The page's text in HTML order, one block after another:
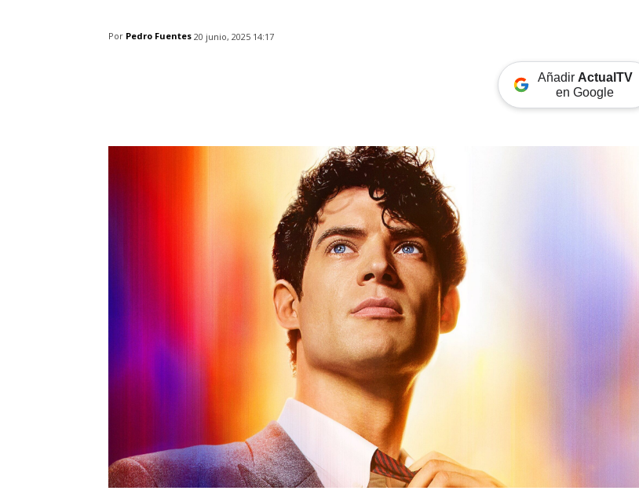
Por Pedro Fuentes 20 junio, 2025 14:17
Añadir ActualTV
en Google